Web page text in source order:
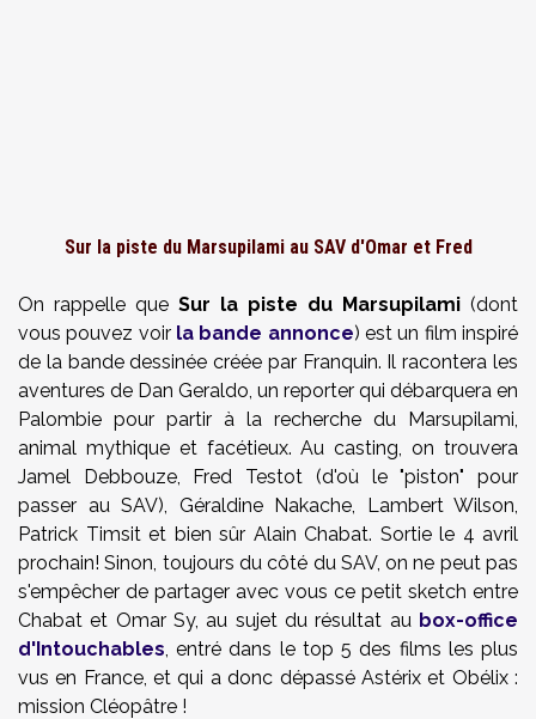
Sur la piste du Marsupilami au SAV d'Omar et Fred
On rappelle que Sur la piste du Marsupilami (dont
vous pouvez voir la bande annonce) est un film inspiré
de la bande dessinée créée par Franquin. Il racontera les
aventures de Dan Geraldo, un reporter qui débarquera en
Palombie pour partir à la recherche du Marsupilami,
animal mythique et facétieux. Au casting, on trouvera
Jamel Debbouze, Fred Testot (d'où le "piston" pour
passer au SAV), Géraldine Nakache, Lambert Wilson,
Patrick Timsit et bien sûr Alain Chabat. Sortie le 4 avril
prochain! Sinon, toujours du côté du SAV, on ne peut pas
s'empêcher de partager avec vous ce petit sketch entre
Chabat et Omar Sy, au sujet du résultat au box-office
d'Intouchables, entré dans le top 5 des films les plus
vus en France, et qui a donc dépassé Astérix et Obélix :
mission Cléopâtre !